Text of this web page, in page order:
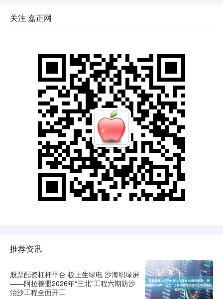
关注 嘉正网
推荐资讯
股票配资杠杆平台 板上生绿电 沙海织绿屏
——阿拉善盟2026年“三北”工程六期防沙
治沙工程全面开工